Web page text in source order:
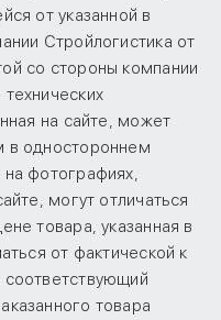
от указанной в
Стройлогистика от
со стороны компании
на сайте, может
в одностороннем
фотографиях,
могут отличаться
товара, указанная в
от фактической к
товара